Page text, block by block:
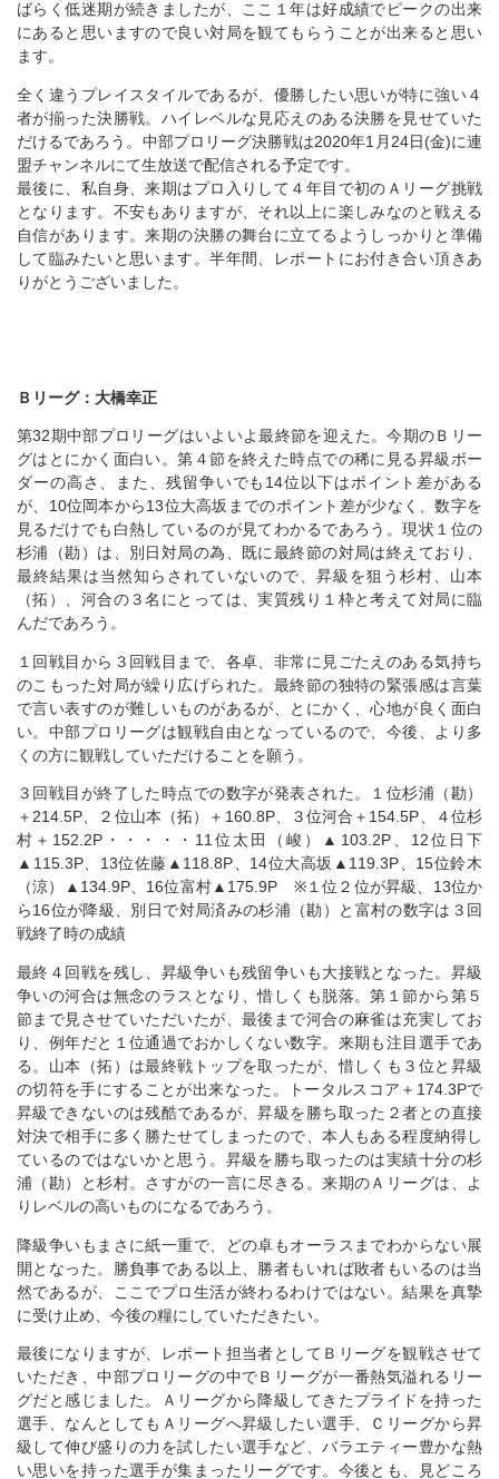
ばらく低迷期が続きましたが、ここ１年は好成績でピークの出来
にあると思いますので良い対局を観てもらうことが出来ると思い
ます。
全く違うプレイスタイルであるが、優勝したい思いが特に強い４
者が揃った決勝戦。ハイレベルな見応えのある決勝を見せていた
だけるであろう。中部プロリーグ決勝戦は2020年1月24日(金)に連
盟チャンネルにて生放送で配信される予定です。
最後に、私自身、来期はプロ入りして４年目で初のＡリーグ挑戦
となります。不安もありますが、それ以上に楽しみなのと戦える
自信があります。来期の決勝の舞台に立てるようしっかりと準備
して臨みたいと思います。半年間、レポートにお付き合い頂きあ
りがとうございました。
Ｂリーグ：大橋幸正
第32期中部プロリーグはいよいよ最終節を迎えた。今期のＢリー
グはとにかく面白い。第４節を終えた時点での稀に見る昇級ボー
ダーの高さ、また、残留争いでも14位以下はポイント差がある
が、10位岡本から13位大高坂までのポイント差が少なく、数字を
見るだけでも白熱しているのが見てわかるであろう。現状１位の
杉浦（勘）は、別日対局の為、既に最終節の対局は終えており、
最終結果は当然知らされていないので、昇級を狙う杉村、山本
（拓）、河合の３名にとっては、実質残り１枠と考えて対局に臨
んだであろう。
１回戦目から３回戦目まで、各卓、非常に見ごたえのある気持ち
のこもった対局が繰り広げられた。最終節の独特の緊張感は言葉
で言い表すのが難しいものがあるが、とにかく、心地が良く面白
い。中部プロリーグは観戦自由となっているので、今後、より多
くの方に観戦していただけることを願う。
３回戦目が終了した時点での数字が発表された。１位杉浦（勘）
＋214.5P、２位山本（拓）＋160.8P、３位河合＋154.5P、４位杉
村＋152.2P・・・・・11位太田（峻）▲103.2P、12位日下
▲115.3P、13位佐藤▲118.8P、14位大高坂▲119.3P、15位鈴木
（涼）▲134.9P、16位富村▲175.9P ※１位２位が昇級、13位か
ら16位が降級、別日で対局済みの杉浦（勘）と富村の数字は３回
戦終了時の成績
最終４回戦を残し、昇級争いも残留争いも大接戦となった。昇級
争いの河合は無念のラスとなり、惜しくも脱落。第１節から第５
節まで見させていただいたが、最後まで河合の麻雀は充実してお
り、例年だと１位通過でおかしくない数字。来期も注目選手であ
る。山本（拓）は最終戦トップを取ったが、惜しくも３位と昇級
の切符を手にすることが出来なった。トータルスコア＋174.3Pで
昇級できないのは残酷であるが、昇級を勝ち取った２者との直接
対決で相手に多く勝たせてしまったので、本人もある程度納得し
ているのではないかと思う。昇級を勝ち取ったのは実績十分の杉
浦（勘）と杉村。さすがの一言に尽きる。来期のＡリーグは、よ
りレベルの高いものになるであろう。
降級争いもまさに紙一重で、どの卓もオーラスまでわからない展
開となった。勝負事である以上、勝者もいれば敗者もいるのは当
然であるが、ここでプロ生活が終わるわけではない。結果を真摯
に受け止め、今後の糧にしていただきたい。
最後になりますが、レポート担当者としてＢリーグを観戦させて
いただき、中部プロリーグの中でＢリーグが一番熱気溢れるリー
グだと感じました。Ａリーグから降級してきたプライドを持った
選手、なんとしてもＡリーグへ昇級したい選手、Ｃリーグから昇
級して伸び盛りの力を試したい選手など、バラエティー豊かな熱
い思いを持った選手が集まったリーグです。今後とも、見どころ